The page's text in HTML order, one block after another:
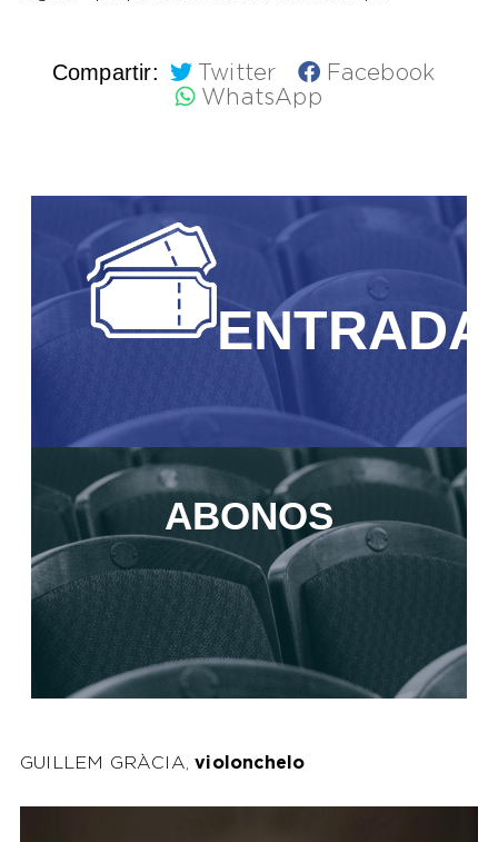
Compartir: Twitter
Facebook
WhatsApp
ABONOS
GUILLEM GRÀCIA,violonchelo